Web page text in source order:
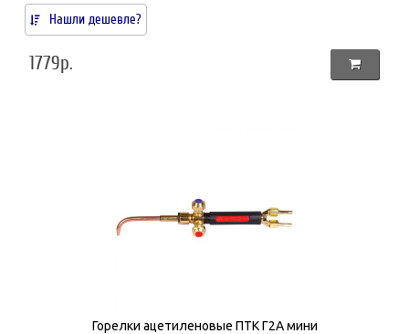
Нашли дешевле?
1779р.
Горелки ацетиленовые ПТК Г2А мини